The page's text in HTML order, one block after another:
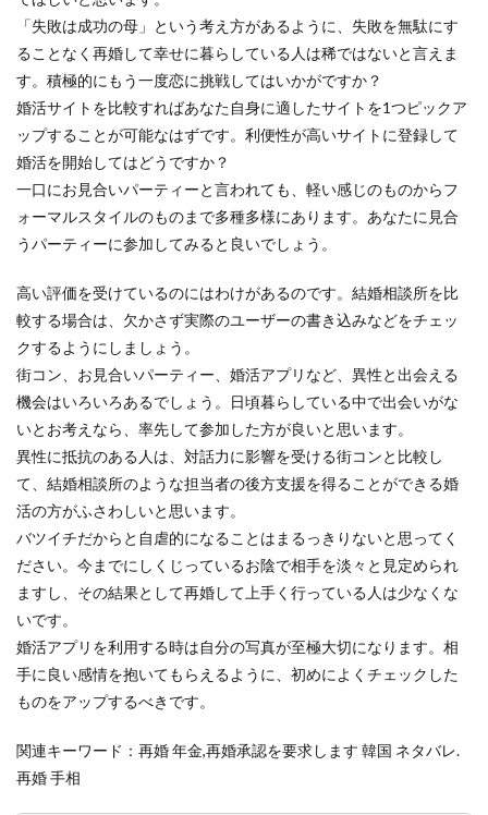
「失敗は成功の母」という考え方があるように、失敗を無駄にす
ることなく再婚して幸せに暮らしている人は稀ではないと言えま
す。積極的にもう一度恋に挑戦してはいかがですか？
婚活サイトを比較すればあなた自身に適したサイトを1つピックア
ップすることが可能なはずです。利便性が高いサイトに登録して
婚活を開始してはどうですか？
一口にお見合いパーティーと言われても、軽い感じのものからフ
ォーマルスタイルのものまで多種多様にあります。あなたに見合
うパーティーに参加してみると良いでしょう。
高い評価を受けているのにはわけがあるのです。結婚相談所を比
較する場合は、欠かさず実際のユーザーの書き込みなどをチェッ
クするようにしましょう。
街コン、お見合いパーティー、婚活アプリなど、異性と出会える
機会はいろいろあるでしょう。日頃暮らしている中で出会いがな
いとお考えなら、率先して参加した方が良いと思います。
異性に抵抗のある人は、対話力に影響を受ける街コンと比較し
て、結婚相談所のような担当者の後方支援を得ることができる婚
活の方がふさわしいと思います。
バツイチだからと自虐的になることはまるっきりないと思ってく
ださい。今までにしくじっているお陰で相手を淡々と見定められ
ますし、その結果として再婚して上手く行っている人は少なくな
いです。
婚活アプリを利用する時は自分の写真が至極大切になります。相
手に良い感情を抱いてもらえるように、初めによくチェックした
ものをアップするべきです。
関連キーワード：再婚 年金,再婚承認を要求します 韓国 ネタバレ.
再婚 手相